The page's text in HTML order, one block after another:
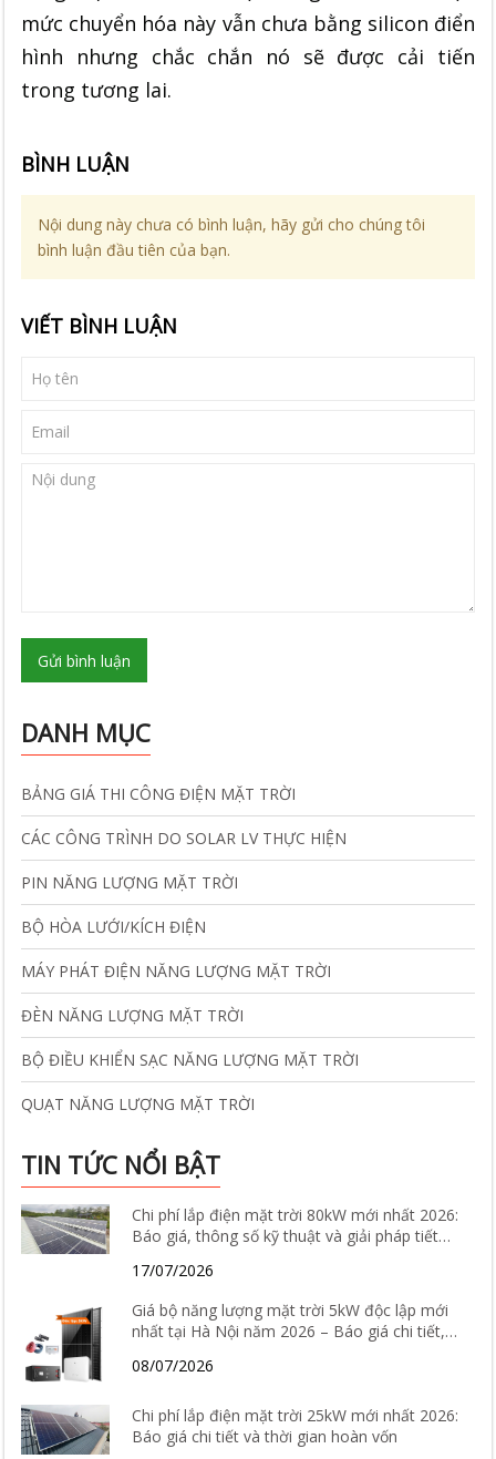
mức chuyển hóa này vẫn chưa bằng silicon điển
hình nhưng chắc chắn nó sẽ được cải tiến
trong tương lai.
BÌNH LUẬN
Nội dung này chưa có bình luận, hãy gửi cho chúng tôi
bình luận đầu tiên của bạn.
VIẾT BÌNH LUẬN
Gửi bình luận
DANH MỤC
BẢNG GIÁ THI CÔNG ĐIỆN MẶT TRỜI
CÁC CÔNG TRÌNH DO SOLAR LV THỰC HIỆN
PIN NĂNG LƯỢNG MẶT TRỜI
BỘ HÒA LƯỚI/KÍCH ĐIỆN
MÁY PHÁT ĐIỆN NĂNG LƯỢNG MẶT TRỜI
ĐÈN NĂNG LƯỢNG MẶT TRỜI
BỘ ĐIỀU KHIỂN SẠC NĂNG LƯỢNG MẶT TRỜI
QUẠT NĂNG LƯỢNG MẶT TRỜI
TIN TỨC NỔI BẬT
Chi phí lắp điện mặt trời 80kW mới nhất 2026:
Báo giá, thông số kỹ thuật và giải pháp tiết
17/07/2026
Giá bộ năng lượng mặt trời 5kW độc lập mới
nhất tại Hà Nội năm 2026 – Báo giá chi tiết,
08/07/2026
Chi phí lắp điện mặt trời 25kW mới nhất 2026:
Báo giá chi tiết và thời gian hoàn vốn